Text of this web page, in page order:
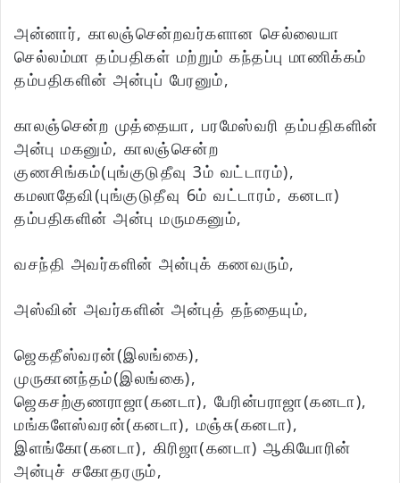
அன்னார், காலஞ்சென்றவர்களான செல்லையா
செல்லம்மா தம்பதிகள் மற்றும் கந்தப்பு மாணிக்கம்
தம்பதிகளின் அன்புப் பேரனும்,
காலஞ்சென்ற முத்தையா, பரமேஸ்வரி தம்பதிகளின்
அன்பு மகனும், காலஞ்சென்ற
குணசிங்கம்(புங்குடுதீவு 3ம் வட்டாரம்),
கமலாதேவி(புங்குடுதீவு 6ம் வட்டாரம், கனடா)
தம்பதிகளின் அன்பு மருமகனும்,
வசந்தி அவர்களின் அன்புக் கணவரும்,
அஸ்வின் அவர்களின் அன்புத் தந்தையும்,
ஜெகதீஸ்வரன்(இலங்கை),
முருகானந்தம்(இலங்கை),
ஜெகசற்குணராஜா(கனடா), பேரின்பராஜா(கனடா),
மங்களேஸ்வரன்(கனடா), மஞ்சு(கனடா),
இளங்கோ(கனடா), கிரிஜா(கனடா) ஆகியோரின்
அன்புச் சகோதரரும்,